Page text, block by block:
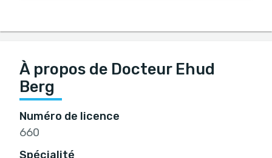
À propos de Docteur Ehud
Berg
Numéro de licence
660
Spécialité